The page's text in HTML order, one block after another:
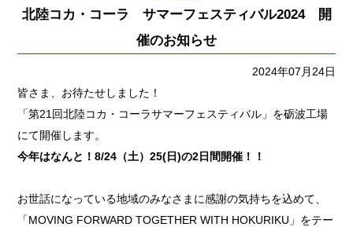
北陸コカ・コーラ サマーフェスティバル2024 開
催のお知らせ
2024年07月24日
皆さま、お待たせしました！
「第21回北陸コカ・コーラサマーフェスティバル」を砺波工場
にて開催します。
今年はなんと！8/24（土）25(日)の2日間開催！！
お世話になっている地域のみなさまに感謝の気持ちを込めて、
「MOVING FORWARD TOGETHER WITH HOKURIKU」をテー